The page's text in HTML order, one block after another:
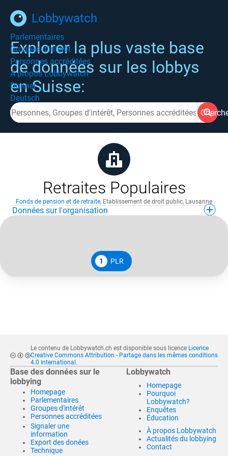
Lobbywatch
Parlementaires
Groupes d'intérêt
Personnes accréditées
À propos Lobbywatch
Donner
Deutsch
Explorer la plus vaste base
de données sur les lobbys
en Suisse:
Retraites Populaires
Fonds de pension et de retraite, Etablissement de droit public, Lausanne
Données sur l'organisation
1 PLR
Le contenu de Lobbywatch.ch est disponible sous licence Licence
Creative Commons Attribution - Partage dans les mêmes conditions
4.0 International .
Base des données sur le
lobbying
Homepage
Parlementaires
Groupes d'intérêt
Personnes accréditées
Signaler une
information
Export des donées
Technique
Lobbywatch
Homepage
Pourquoi
Lobbywatch?
Enquêtes
Éducation
À propos Lobbywatch
Actualités du lobbying
Contact